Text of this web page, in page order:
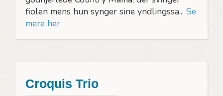
fiolen mens hun synger sine yndlingssa... Se
mere her
Croquis Trio